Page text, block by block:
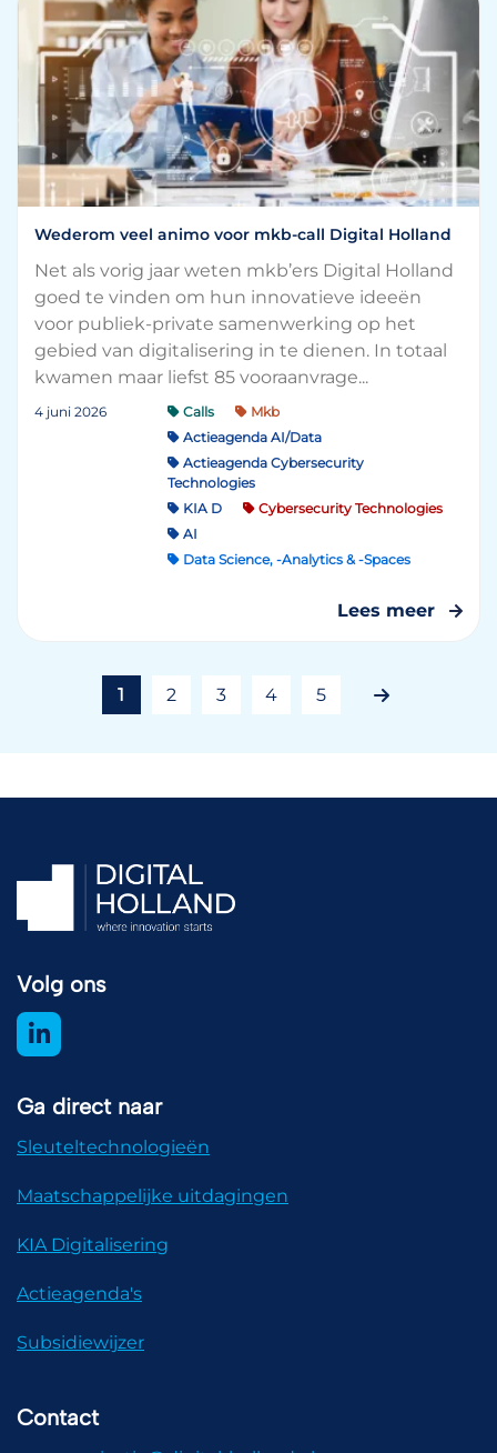
Wederom veel animo voor mkb-call Digital Holland
Net als vorig jaar weten mkb’ers Digital Holland
goed te vinden om hun innovatieve ideeën
voor publiek-private samenwerking op het
gebied van digitalisering in te dienen. In totaal
kwamen maar liefst 85 vooraanvrage...
4 juni 2026 Calls
Mkb
Actieagenda AI/Data
Actieagenda Cybersecurity
Technologies
KIA D
Cybersecurity Technologies
AI
Data Science, -Analytics & -Spaces
Lees meer
1 2 3 4 5
Volg ons
Ga direct naar
Sleuteltechnologieën
Maatschappelijke uitdagingen
KIA Digitalisering
Actieagenda's
Subsidiewijzer
Contact